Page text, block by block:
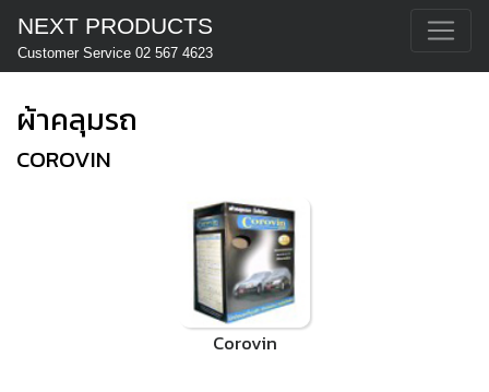
NEXT PRODUCTS
Customer Service 02 567 4623
ผ้าคลุมรถ
COROVIN
Corovin